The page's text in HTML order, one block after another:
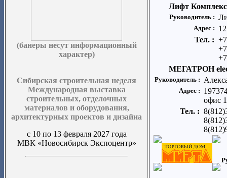
(банеры несут информационный
характер)
Сибирская строительная неделя
Международная выставка
строительных, отделочных
материалов и оборудования,
архитектурных проектов и дизайна
с 10 по 13 февраля 2027 года
МВК «Новосибирск Экспоцентр»
Лифт Комплекс
Руководитель :
Адрес :
Тел. :
МЕГАТРОН
Руководитель :
Адрес :
офис
Тел. :